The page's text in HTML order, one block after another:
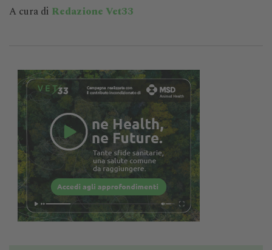
A cura di Redazione Vet33